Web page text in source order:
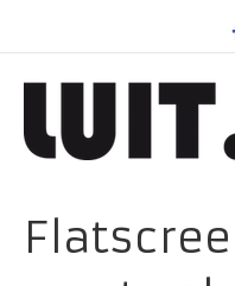
c
k